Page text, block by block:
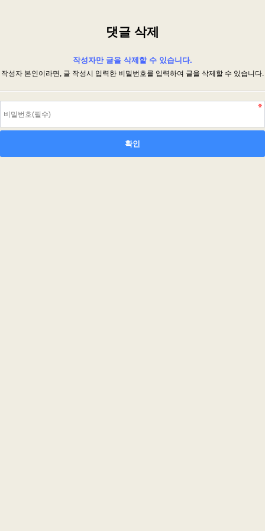
댓글 삭제
작성자만 글을 삭제할 수 있습니다.
작성자 본인이라면, 글 작성시 입력한 비밀번호를 입력하여 글을 삭제할 수 있습니다.